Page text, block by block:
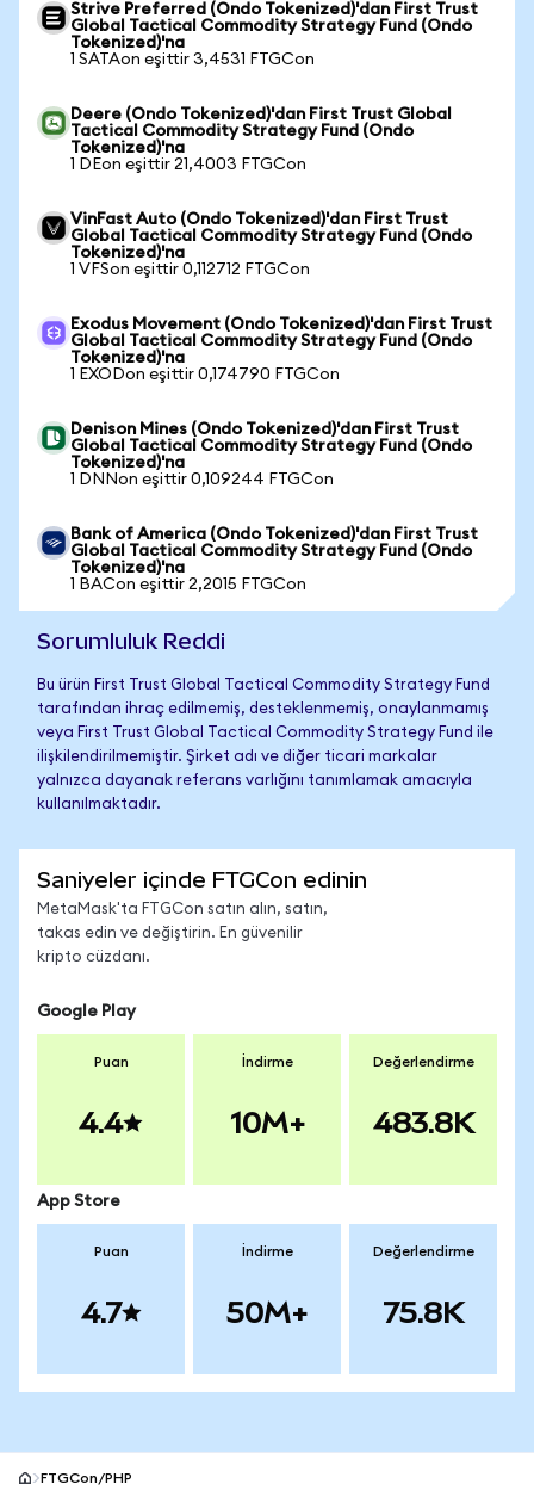
Strive Preferred (Ondo Tokenized)'dan First Trust
Global Tactical Commodity Strategy Fund (Ondo
Tokenized)'na
1 SATAon eşittir 3,4531 FTGCon
Deere (Ondo Tokenized)'dan First Trust Global
Tactical Commodity Strategy Fund (Ondo
Tokenized)'na
1 DEon eşittir 21,4003 FTGCon
VinFast Auto (Ondo Tokenized)'dan First Trust
Global Tactical Commodity Strategy Fund (Ondo
Tokenized)'na
1 VFSon eşittir 0,112712 FTGCon
Exodus Movement (Ondo Tokenized)'dan First Trust
Global Tactical Commodity Strategy Fund (Ondo
Tokenized)'na
1 EXODon eşittir 0,174790 FTGCon
Denison Mines (Ondo Tokenized)'dan First Trust
Global Tactical Commodity Strategy Fund (Ondo
Tokenized)'na
1 DNNon eşittir 0,109244 FTGCon
Bank of America (Ondo Tokenized)'dan First Trust
Global Tactical Commodity Strategy Fund (Ondo
Tokenized)'na
1 BACon eşittir 2,2015 FTGCon
Sorumluluk Reddi
Bu ürün First Trust Global Tactical Commodity Strategy Fund
tarafından ihraç edilmemiş, desteklenmemiş, onaylanmamış
veya First Trust Global Tactical Commodity Strategy Fund ile
ilişkilendirilmemiştir. Şirket adı ve diğer ticari markalar
yalnızca dayanak referans varlığını tanımlamak amacıyla
kullanılmaktadır.
Saniyeler içinde FTGCon edinin
MetaMask'ta FTGCon satın alın, satın,
takas edin ve değiştirin. En güvenilir
kripto cüzdanı.
Google Play
Puan
4.4
İndirme
10M+
Değerlendirme
483.8K
App Store
Puan
4.7
İndirme
50M+
Değerlendirme
75.8K
FTGCon/PHP